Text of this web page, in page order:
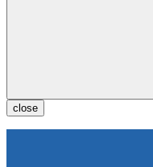
close